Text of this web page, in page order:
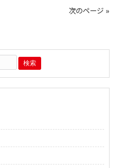
次のページ »